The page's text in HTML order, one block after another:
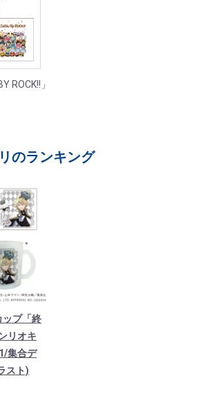
ROCK!!」
のランキング
ップ「終
リオキ
集合デ
スト)